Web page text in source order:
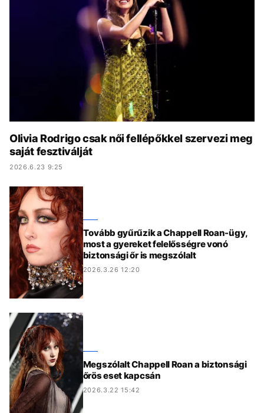
UTAZÁS
DESIGN
ARCOK
TÖRTÉNETEK
Olivia Rodrigo csak női fellépőkkel szervezi meg
saját fesztiválját
2026.6.23 9:25
Tovább gyűrűzik a Chappell Roan-ügy,
most a gyereket felelősségre vonó
biztonsági őr is megszólalt
2026.3.26 12:20
Megszólalt Chappell Roan a biztonsági
őrös eset kapcsán
2026.3.22 15:42